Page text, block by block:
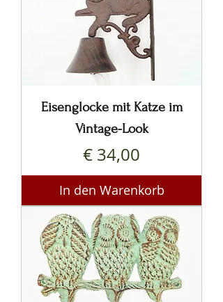
Eisenglocke mit Katze im
Vintage-Look
Preis
€ 34,00
In den Warenkorb